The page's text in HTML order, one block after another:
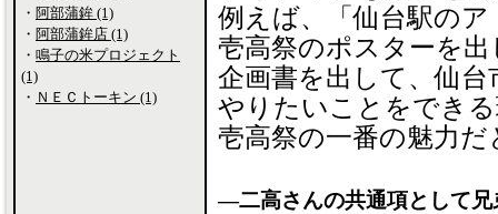
例えば、「仙台駅の
壱高祭のポスターを
企画書を出して、仙
やりたいことをでき
壱高祭の一番の魅力だ
―二高さんの共通項として兄
・ 阿部蒲鉾 (1)
・ 阿部蒲鉾店 (1)
・ 鳴子の米プロジェクト
(1)
・ ＮＥＣトーキン (1)